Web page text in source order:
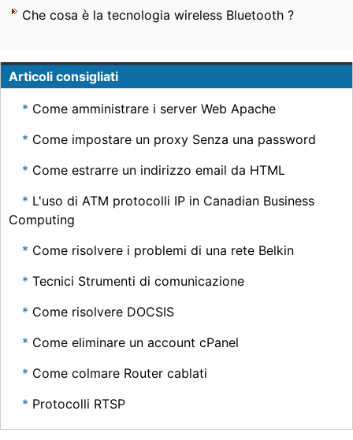
Che cosa è la tecnologia wireless Bluetooth ?
Articoli consigliati
Come amministrare i server Web Apache
Come impostare un proxy Senza una password
Come estrarre un indirizzo email da HTML
L'uso di ATM protocolli IP in Canadian Business
Computing
Come risolvere i problemi di una rete Belkin
Tecnici Strumenti di comunicazione
Come risolvere DOCSIS
Come eliminare un account cPanel
Come colmare Router cablati
Protocolli RTSP